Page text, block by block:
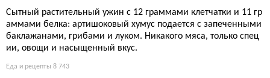
Сытный растительный ужин с 12 граммами клетчатки и 11 гр
аммами белка: артишоковый хумус подается с запеченными
баклажанами, грибами и луком. Никакого мяса, только спец
ии, овощи и насыщенный вкус.
Еда и рецепты 8 743